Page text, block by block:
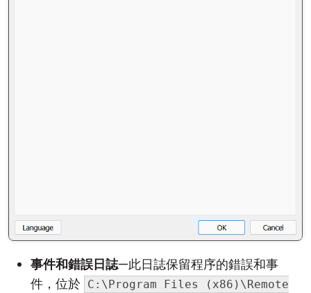
事件和錯誤日誌—此日誌保留程序的錯誤和事
件，位於 C:\Program Files (x86)\Remote